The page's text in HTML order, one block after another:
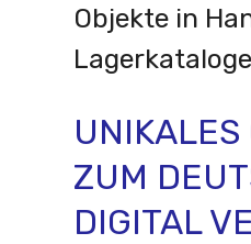
Objekte in
ZUM
DIGITAL